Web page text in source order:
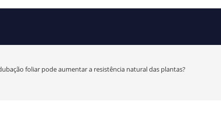
foliar pode aumentar a resistência natural das plantas?